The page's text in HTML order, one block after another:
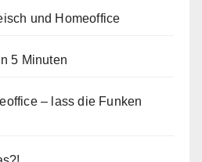
und Homeoffice
5 Minuten
– lass die Funken